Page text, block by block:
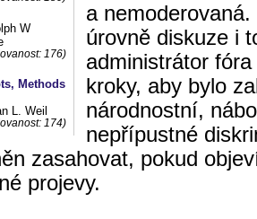
W
176)
Methods
L. Weil
174)
a
úrovně diskuze i
administrátor
kroky, aby bylo
národnostní,
nepřípustné
zasahovat, pokud
projevy.